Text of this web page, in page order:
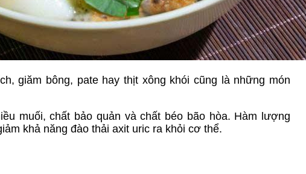
giăm bông, pate hay thịt xông khói cũng là những món
muối, chất bảo quản và chất béo bão hòa. Hàm lượng
khả năng đào thải axit uric ra khỏi cơ thể.